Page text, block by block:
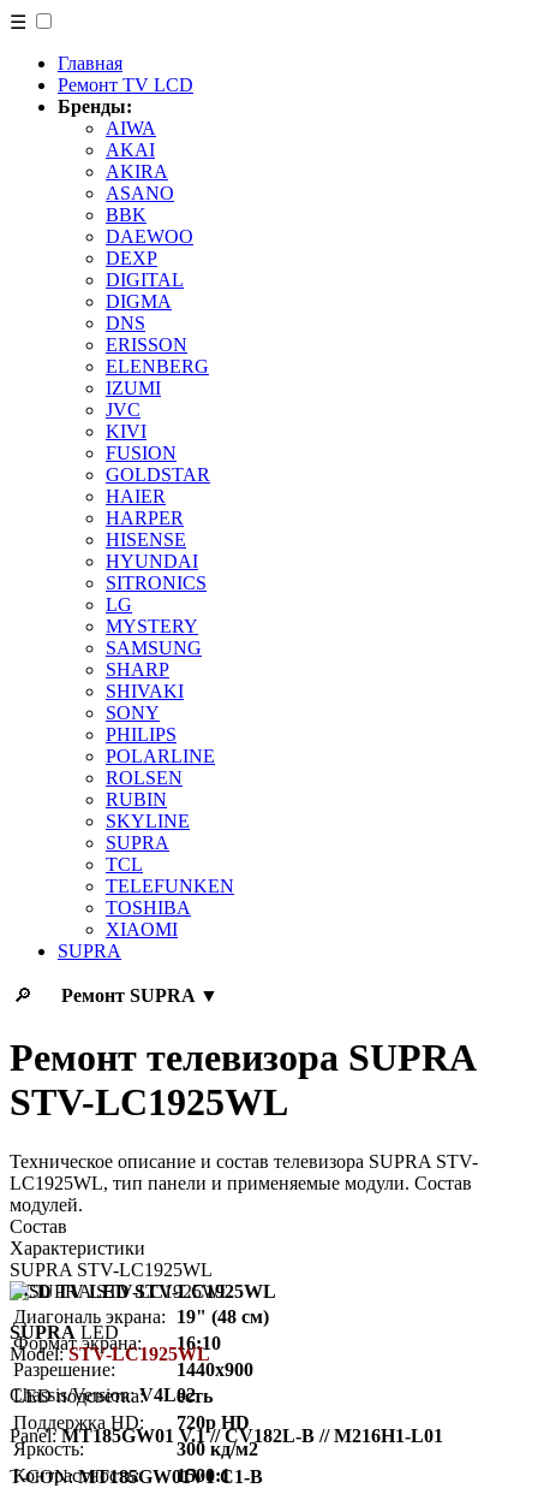
☰
Главная
Ремонт TV LCD
Бренды:
AIWA
AKAI
AKIRA
ASANO
BBK
DAEWOO
DEXP
DIGITAL
DIGMA
DNS
ERISSON
ELENBERG
IZUMI
JVC
KIVI
FUSION
GOLDSTAR
HAIER
HARPER
HISENSE
HYUNDAI
SITRONICS
LG
MYSTERY
SAMSUNG
SHARP
SHIVAKI
SONY
PHILIPS
POLARLINE
ROLSEN
RUBIN
SKYLINE
SUPRA
TCL
TELEFUNKEN
TOSHIBA
XIAOMI
SUPRA
🔎 Ремонт SUPRA ▼
Ремонт телевизора SUPRA
STV-LC1925WL
Техническое описание и состав телевизора SUPRA STV-
LC1925WL, тип панели и применяемые модули. Состав
модулей.
Состав
Характеристики
SUPRA STV-LC1925WL
LCD TV LED STV-LC1925WL
Диагональ экрана:
19" (48 см)
Формат экрана:
16:10
Разрешение:
1440x900
LED подсветка:
есть
Поддержка HD:
720p HD
Яркость:
300 кд/м2
Контрастность:
1500:1
SUPRA LED
Model:STV-LC1925WL
Chassis/Version:V4L02
Panel:MT185GW01 V.1 // CV182L-B // M216H1-L01
T-CON:MT185GW01V1 C1-B